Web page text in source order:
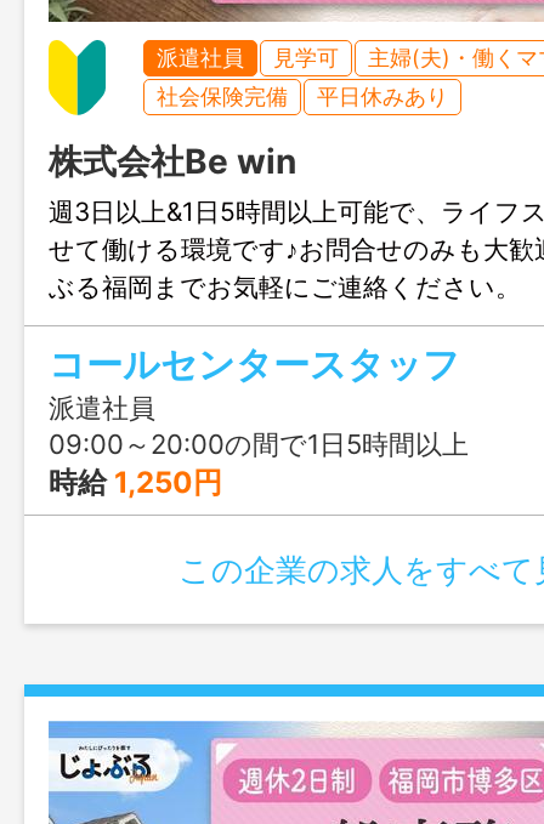
派遣社員 見学可
主婦(夫)・働くマ
社会保険完備
平日休みあり
株式会社Be win
週3日以上&1日5時間以上可能で、ライフ
せて働ける環境です♪お問合せのみも大
ぶる福岡までお気軽にご連絡ください。
コールセンタースタッフ
派遣社員
09:00～20:00の間で1日5時間以上
時給 1,250円
この企業の求人をすべて